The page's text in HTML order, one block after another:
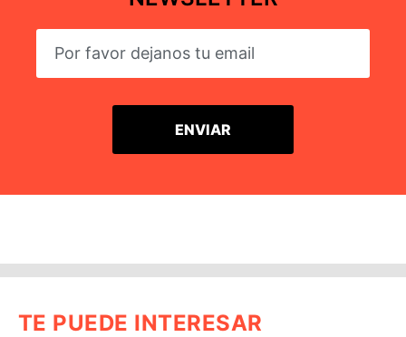
TE PUEDE INTERESAR